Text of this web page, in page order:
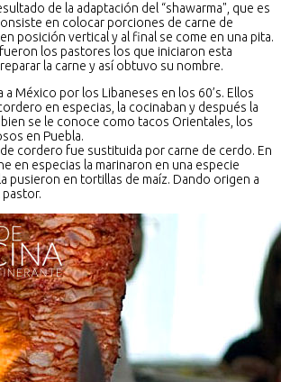
de la adaptación del “shawarma", que es
en colocar porciones de carne de
posición vertical y al final se come en una pita.
los pastores los que iniciaron esta
la carne y así obtuvo su nombre.
a México por los Libaneses en los 60’s. Ellos
en especias, la cocinaban y después la
se le conoce como tacos Orientales, los
en Puebla.
de cordero fue sustituida por carne de cerdo. En
en especias la marinaron en una especie
pusieron en tortillas de maíz. Dando origen a